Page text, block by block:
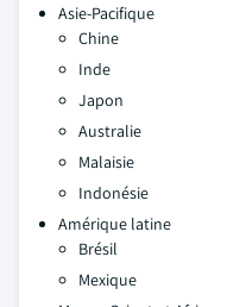
Asie-Pacifique
Chine
Inde
Japon
Australie
Malaisie
Indonésie
Amérique latine
Brésil
Mexique